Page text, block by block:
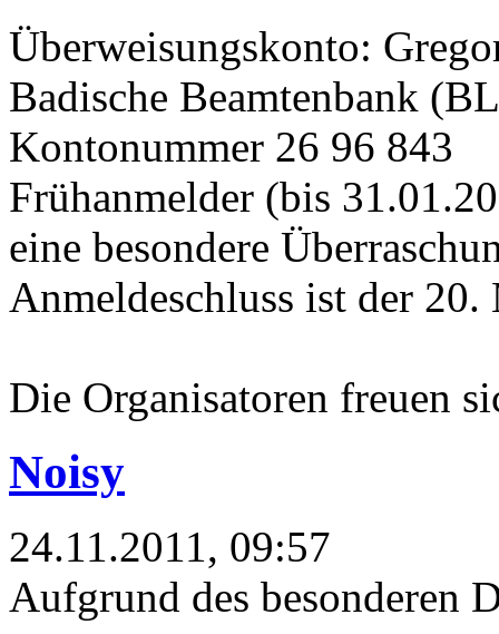
Überweisungskonto:
Badische Beamtenbank
Kontonummer 26 96 843
Frühanmelder (bis
eine besondere
Anmeldeschluss ist der
Die Organisatoren freuen
Noisy
24.11.2011, 09:57
Aufgrund des besonderen